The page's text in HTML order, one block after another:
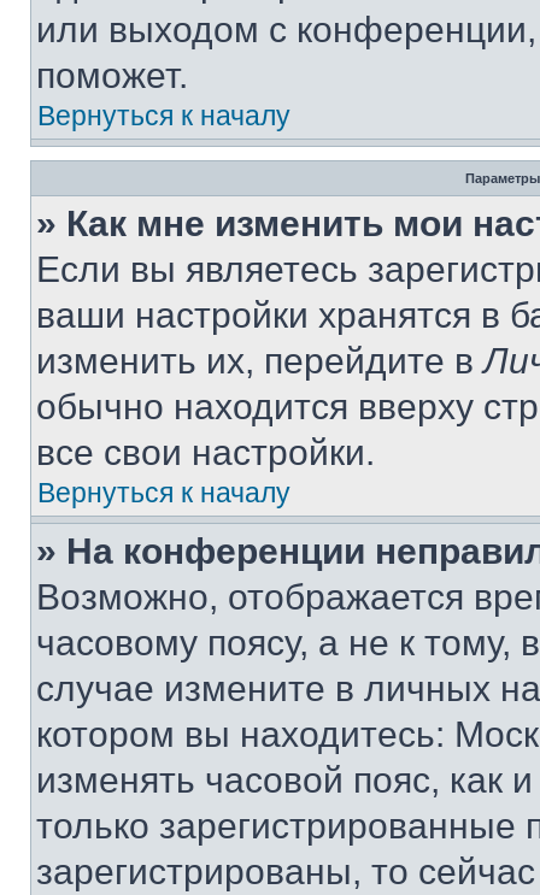
или выходом с
поможет.
Вернуться к началу
Параметры
» Как мне изменить мои
Если вы являетесь
ваши настройки хранятся в
изменить их, перейдите в
обычно находится вверху
все свои настройки.
Вернуться к началу
» На конференции
Возможно, отображается
часовому поясу, а не к тому,
случае измените в личных
котором вы находитесь:
изменять часовой пояс, как
только
зарегистрированы, то